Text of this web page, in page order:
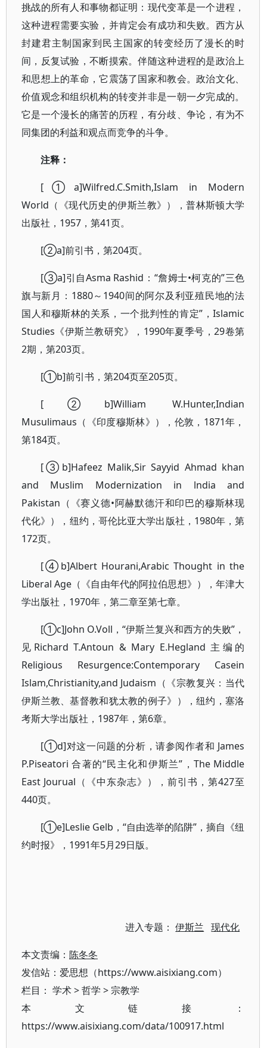
挑战的所有人和事物都证明：现代变革是一个进程，
这种进程需要实验，并肯定会有成功和失败。西方从
封建君主制国家到民主国家的转变经历了漫长的时
间，反复试验，不断摸索。伴随这种进程的是政治上
和思想上的革命，它震荡了国家和教会。政治文化、
价值观念和组织机构的转变并非是一朝一夕完成的。
它是一个漫长的痛苦的历程，有分歧、争论，有为不
同集团的利益和观点而竞争的斗争。
注释：
[①a]Wilfred.C.Smith,Islam in Modern
World（《现代历史的伊斯兰教》），普林斯顿大学
出版社，1957，第41页。
[②a]前引书，第204页。
[③a]引自Asma Rashid：“詹姆士•柯克的”三色
旗与新月：1880～1940间的阿尔及利亚殖民地的法
国人和穆斯林的关系，一个批判性的肯定”，Islamic
Studies《伊斯兰教研究》，1990年夏季号，29卷第
2期，第203页。
[①b]前引书，第204页至205页。
[②b]William W.Hunter,Indian
Musulimaus（《印度穆斯林》），伦敦，1871年，
第184页。
[③b]Hafeez Malik,Sir Sayyid Ahmad khan
and Muslim Modernization in lndia and
Pakistan（《赛义德•阿赫默德汗和印巴的穆斯林现
代化》），纽约，哥伦比亚大学出版社，1980年，第
172页。
[④b]Albert Hourani,Arabic Thought in the
Liberal Age（《自由年代的阿拉伯思想》），年津大
学出版社，1970年，第二章至第七章。
[①c]John O.Voll，“伊斯兰复兴和西方的失败”，
见Richard T.Antoun & Mary E.Hegland 主编的
Religious Resurgence:Contemporary Casein
Islam,Christianity,and Judaism（《宗教复兴：当代
伊斯兰教、基督教和犹太教的例子》），纽约，塞洛
考斯大学出版社，1987年，第6章。
[①d]对这一问题的分析，请参阅作者和 James
P.Piseatori 合著的“民主化和伊斯兰”，The Middle
East Jourual（《中东杂志》），前引书，第427至
440页。
[①e]Leslie Gelb，“自由选举的陷阱”，摘自《纽
约时报》，1991年5月29日版。
进入专题：伊斯兰 现代化
本文责编： 陈冬冬
发信站：爱思想（https://www.aisixiang.com）
栏目： 学术>哲学 >宗教学
本文链接：
https://www.aisixiang.com/data/100917.html